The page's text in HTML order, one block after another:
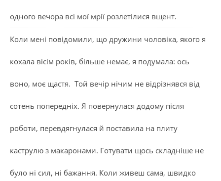
одного вечора всі мої мрії розлетілися вщент.
Коли мені повідомили, що дружини чоловіка, якого я
кохала вісім років, більше немає, я подумала: ось
воно, моє щастя. Той вечір нічим не відрізнявся від
сотень попередніх. Я повернулася додому після
роботи, перевдягнулася й поставила на плиту
каструлю з макаронами. Готувати щось складніше не
було ні сил, ні бажання. Коли живеш сама, швидко